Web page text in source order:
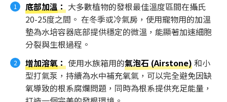
底部加溫： 大多數植物的發根最佳溫度區間在攝氏
20-25度之間。 在冬季或冷氣房，使用寵物用的加溫
墊為水培容器底部提供穩定的微溫，能顯著加速細胞
分裂與生根過程。
增加溶氧：使用水族箱用的氣泡石 (Airstone)和小
型打氣泵，持續為水中補充氧氣，可以完全避免因缺
氧導致的根系腐爛問題，同時為根系提供充足能量，